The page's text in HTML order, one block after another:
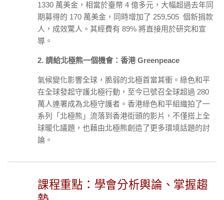
1330 萬美金，相當於臺幣 4 億多元，大幅超過去年同
期募得的 170 萬美金，同時增加了 259,505 個新捐款
人，成效驚人。其經費有 89% 將直接用於研究和宣
導。
2. 請給北極熊一個機會：香港 Greenpeace
氣候變化影響全球，脆弱的北極首當其衝。綠色和平
在全球發起守護北極行動，至今已號召全球超過 280
萬人連署成為北極守護者。香港綠色和平組織拍了一
系列「北極熊」流落到香港街頭的影片，不僅搭上全
球暖化議題，也藉由北極熊創造了更多環境話題的討
論。
課程重點：學會分析輿論、掌握趨